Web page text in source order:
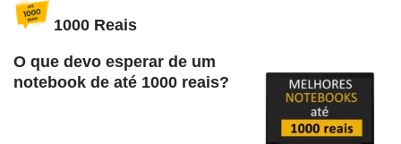
1000 Reais
O que devo esperar de um
notebook de até 1000 reais?